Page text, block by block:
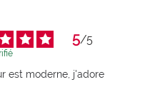
5/5
est moderne, j'adore